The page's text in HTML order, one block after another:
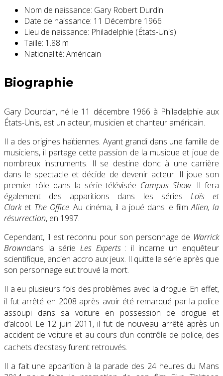
Nom de naissance: Gary Robert Durdin
Date de naissance: 11 Décembre 1966
Lieu de naissance: Philadelphie (États-Unis)
Taille: 1.88 m
Nationalité: Américain
Biographie
Gary Dourdan, né le 11 décembre 1966 à Philadelphie aux
États-Unis, est un acteur, musicien et chanteur américain.
Il a des origines haïtiennes. Ayant grandi dans une famille de
musiciens, il partage cette passion de la musique et joue de
nombreux instruments. Il se destine donc à une carrière
dans le spectacle et décide de devenir acteur. Il joue son
premier rôle dans la série télévisée Campus Show. Il fera
également des apparitions dans les séries Loïs et
Clarket The Office. Au cinéma, il a joué dans le filmAlien, la
résurrection, en 1997.
Cependant, il est reconnu pour son personnage de Warrick
Browndans la série Les Experts: il incarne un enquêteur
scientifique, ancien accro aux jeux. Il quitte la série après que
son personnage eut trouvé la mort.
Il a eu plusieurs fois des problèmes avec la drogue. En effet,
il fut arrêté en 2008 après avoir été remarqué par la police
assoupi dans sa voiture en possession de drogue et
d’alcool. Le 12 juin 2011, il fut de nouveau arrêté après un
accident de voiture et au cours d’un contrôle de police, des
cachets d’ecstasy furent retrouvés.
Il a fait une apparition à la parade des 24 heures du Mans